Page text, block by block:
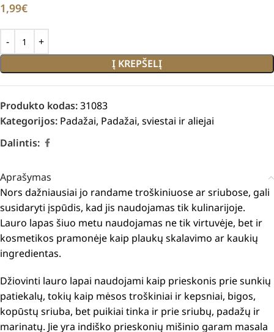
1,99€
Į KREPŠELĮ
Produkto kodas:31083
Kategorijos: Padažai, Padažai, sviestai ir aliejai
Dalintis:
Aprašymas
Nors dažniausiai jo randame troškiniuose ar sriubose, gali
susidaryti įspūdis, kad jis naudojamas tik kulinarijoje.
Lauro lapas šiuo metu naudojamas ne tik virtuvėje, bet ir
kosmetikos pramonėje kaip plaukų skalavimo ar kaukių
ingredientas.
Džiovinti lauro lapai naudojami kaip prieskonis prie sunkių
patiekalų, tokių kaip mėsos troškiniai ir kepsniai, bigos,
kopūstų sriuba, bet puikiai tinka ir prie sriubų, padažų ir
marinatų. Jie yra indiško prieskonių mišinio garam masala